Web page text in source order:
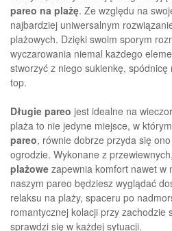
pareo na plażę. Ze względu na
najbardziej uniwersalnym
plażowych. Dzięki swoim sporym
wyczarowania niemal każdego
stworzyć z niego sukienkę,
top.
Długie pareo jest idealne na
plaża to nie jedyne miejsce, w
pareo, równie dobrze przyda się
ogrodzie. Wykonane z
plażowe zapewnia komfort nawet w
naszym pareo będziesz wyglądać
relaksu na plaży, spaceru po
romantycznej kolacji przy zachodzie
sprawdzi się w każdej sytuacji.